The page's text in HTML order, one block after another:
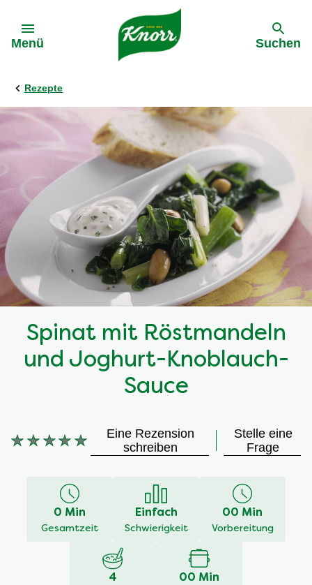
Menü Suchen
Rezepte
Spinat mit Röstmandeln
und Joghurt-Knoblauch-
Sauce
Keine
abgegeben
Eine Rezension
schreiben
Stelle eine
Frage
0 Min
Gesamtzeit
Einfach
Schwierigkeit
00 Min
Vorbereitung
4 00 Min